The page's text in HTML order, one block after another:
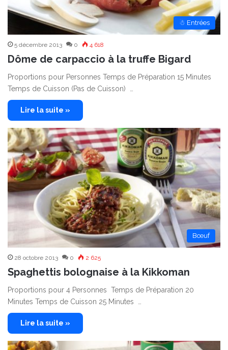
☃ Entrées
5 décembre 2013 0 4 618
Dôme de carpaccio à la truffe Bigard
Proportions pour Personnes Temps de Préparation 15 Minutes
Temps de Cuisson (Pas de Cuisson) …
Lire la suite »
Bœuf
28 octobre 2013 0 2 625
Spaghettis bolognaise à la Kikkoman
Proportions pour 4 Personnes Temps de Préparation 20
Minutes Temps de Cuisson 25 Minutes …
Lire la suite »